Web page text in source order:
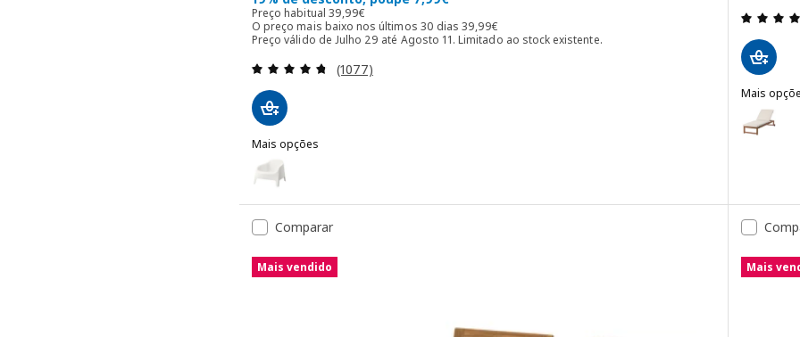
Preço habitual 39,99€
Preço habitual 39,99€
O preço mais baixo nos últimos 30 dias39,99€
O preço mais baixo nos últimos 30 dias 39,99€
Preço válido de Julho 29 até Agosto 11. Limitado ao stock existente.
Avaliação: 4.7 fora de 5 estrelas. Total de avaliações:
(1077)
Mais opções
SKARPÖ
Opção: SKARPÖ, Poltrona, exterior, branco
Mais
NÄMMARÖ
Opção:
Comparar
Mais vendido Mais